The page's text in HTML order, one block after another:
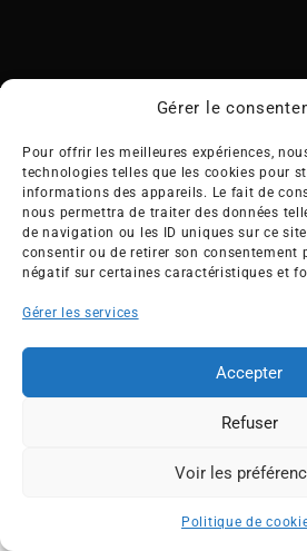
Gérer le
Pour offrir les meilleures expériences,
technologies telles que les cookies pour
informations des appareils. Le fait de
nous permettra de traiter des données
de navigation ou les ID uniques sur ce
consentir ou de retirer son consentement
négatif sur certaines caractéristiques et
Gérer les services
Accepter
Refuser
Voir les
Politique de
Créée en 1992, l’association
l’Environnement (EPE) rassemble une
entreprises françaises et
de l’économie, afin de collaborer à
aux enjeux d’une transition écologique
Travaux & Publications
Presse
Contacts
©2026 EPE
ESPACE